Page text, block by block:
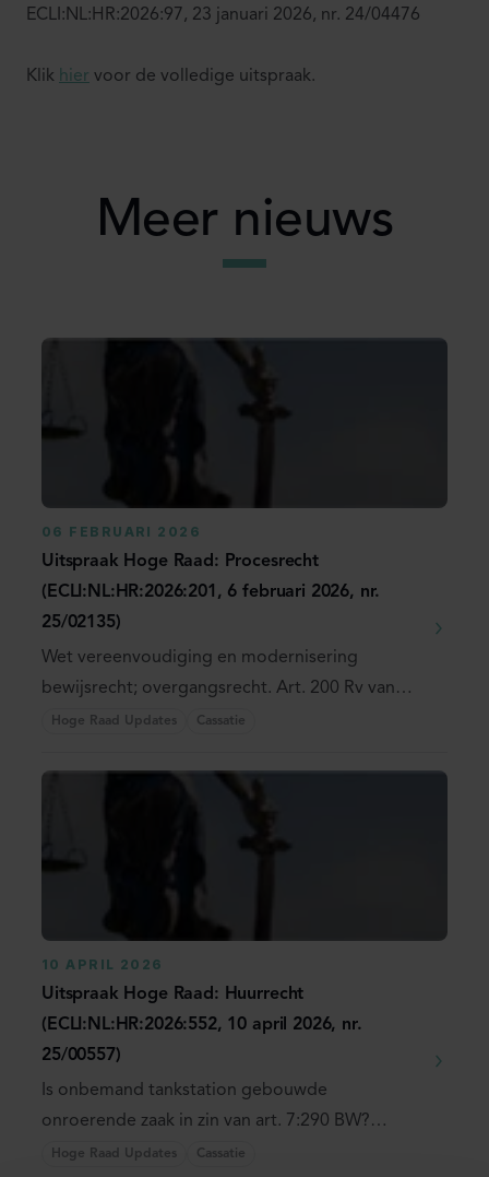
ECLI:NL:HR:2026:97, 23 januari 2026, nr. 24/04476
Klik hier voor de volledige uitspraak.
Meer nieuws
06 FEBRUARI 2026
Uitspraak Hoge Raad: Procesrecht
(ECLI:NL:HR:2026:201, 6 februari 2026, nr.
25/02135)
Wet vereenvoudiging en modernisering
bewijsrecht; overgangsrecht. Art. 200 Rv van
toepassing op het ...
Hoge Raad Updates Cassatie
10 APRIL 2026
Uitspraak Hoge Raad: Huurrecht
(ECLI:NL:HR:2026:552, 10 april 2026, nr.
25/00557)
Is onbemand tankstation gebouwde
onroerende zaak in zin van art. 7:290 BW?
Geldt daarvoor dezelfde ...
Hoge Raad Updates Cassatie